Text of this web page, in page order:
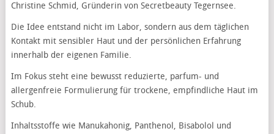
Christine Schmid, Gründerin von Secretbeauty Tegernsee.
Die Idee entstand nicht im Labor, sondern aus dem täglichen
Kontakt mit sensibler Haut und der persönlichen Erfahrung
innerhalb der eigenen Familie.
Im Fokus steht eine bewusst reduzierte, parfum- und
allergenfreie Formulierung für trockene, empfindliche Haut im
Schub.
Inhaltsstoffe wie Manukahonig, Panthenol, Bisabolol und